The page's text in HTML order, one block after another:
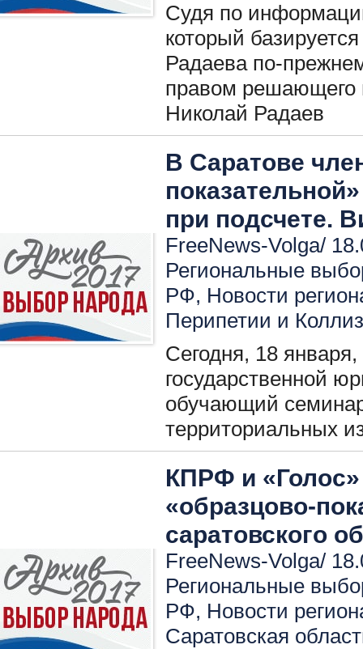
Судя по
который
Радаева по-
правом решающего
Николай Радаев
В Саратове
при подсчете.
FreeNews-Volga/
Региональные
РФ, Новости
Перипетии и
Сегодня, 18
государственной
обучающий
территориальных
КПРФ и «Голос»
«образцово-
саратовского
FreeNews-Volga/
Региональные
РФ, Новости
Саратовская